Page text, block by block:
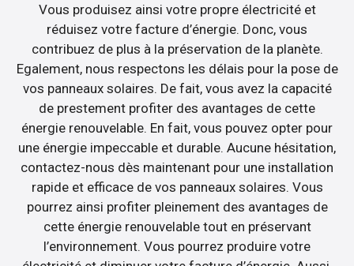
Vous produisez ainsi votre propre électricité et
réduisez votre facture d’énergie. Donc, vous
contribuez de plus à la préservation de la planète.
Egalement, nous respectons les délais pour la pose de
vos panneaux solaires. De fait, vous avez la capacité
de prestement profiter des avantages de cette
énergie renouvelable. En fait, vous pouvez opter pour
une énergie impeccable et durable. Aucune hésitation,
contactez-nous dès maintenant pour une installation
rapide et efficace de vos panneaux solaires. Vous
pourrez ainsi profiter pleinement des avantages de
cette énergie renouvelable tout en préservant
l’environnement. Vous pourrez produire votre